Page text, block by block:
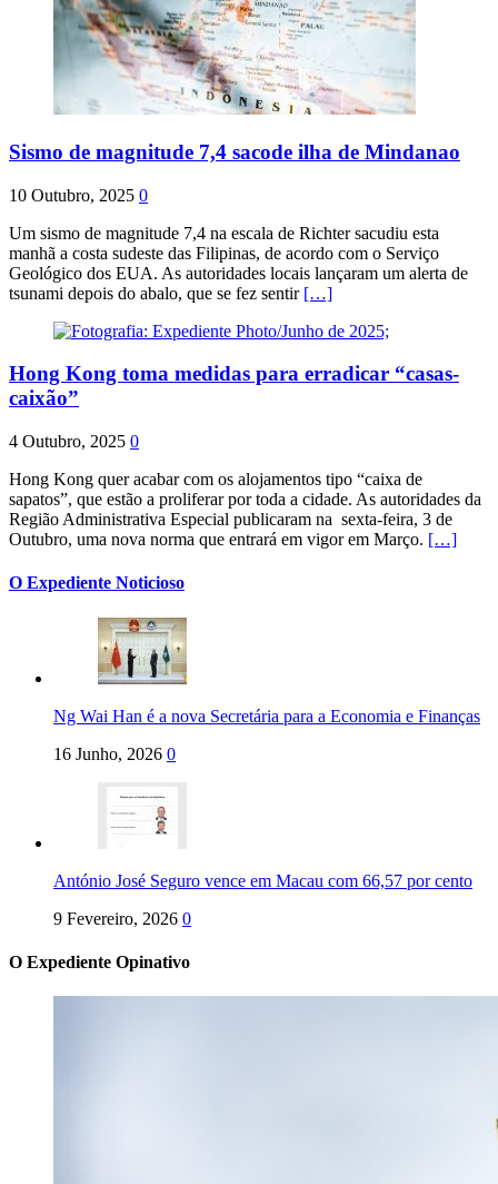
Sismo de magnitude 7,4 sacode ilha de Mindanao
10 Outubro, 2025 0
Um sismo de magnitude 7,4 na escala de Richter sacudiu esta
manhã a costa sudeste das Filipinas, de acordo com o Serviço
Geológico dos EUA. As autoridades locais lançaram um alerta de
tsunami depois do abalo, que se fez sentir […]
Hong Kong toma medidas para erradicar “casas-
caixão”
4 Outubro, 2025 0
Hong Kong quer acabar com os alojamentos tipo “caixa de
sapatos”, que estão a proliferar por toda a cidade. As autoridades da
Região Administrativa Especial publicaram na sexta-feira, 3 de
Outubro, uma nova norma que entrará em vigor em Março. […]
O Expediente Noticioso
Ng Wai Han é a nova Secretária para a Economia e Finanças
16 Junho, 2026 0
António José Seguro vence em Macau com 66,57 por cento
9 Fevereiro, 2026 0
O Expediente Opinativo